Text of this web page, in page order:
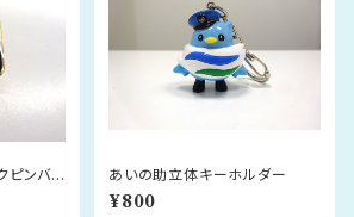
ピンバッ
あいの助立体キーホルダー
¥800